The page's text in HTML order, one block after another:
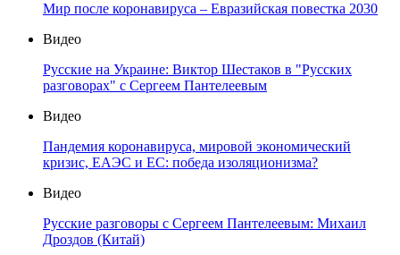
Мир после коронавируса – Евразийская повестка 2030
Видео
Русские на Украине: Виктор Шестаков в "Русских
разговорах" с Сергеем Пантелеевым
Видео
Пандемия коронавируса, мировой экономический
кризис, ЕАЭС и ЕС: победа изоляционизма?
Видео
Русские разговоры с Сергеем Пантелеевым: Михаил
Дроздов (Китай)